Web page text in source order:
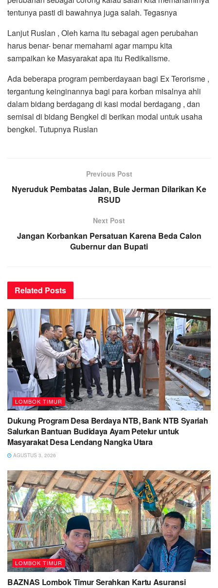
tentunya pasti di bawahnya juga salah. Tegasnya
Lanjut Ruslan , Oleh karna itu sebagai agen perubahan
harus benar- benar memahami agar mampu kita
sampaikan ke Masyarakat apa itu Redikalisme.
Ada beberapa program pemberdayaan bagi Ex Terorisme ,
tergantung keinginannya bagi para korban misalnya ahli
dalam bidang berdagang di kasi modal berdagang , dan
semisal di bidang Bengkel di berikan modal untuk usaha
bengkel. Tutupnya Ruslan
Previous Post
Nyeruduk Pembatas Jalan, Bule Jerman Dilarikan Ke
RSUD
Next Post
Jangan Korbankan Persatuan Karena Beda Calon
Gubernur dan Bupati
Related Posts
LOMBOK TIMUR
Dukung Program Desa Berdaya NTB, Bank NTB Syariah
Salurkan Bantuan Budidaya Ayam Petelur untuk
Masyarakat Desa Lendang Nangka Utara
AGUSTUS 3, 2026
LOMBOK TIMUR
BAZNAS Lombok Timur Serahkan Kartu Asuransi